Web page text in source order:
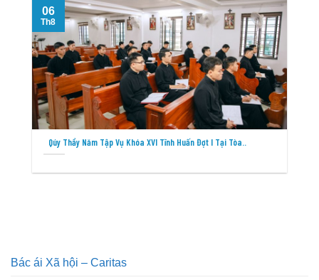
Qúy Thầy Năm Tập Vụ Khóa XVI Tĩnh Huấn Đợt I Tại Tòa..
06
Th8
Bác ái Xã hội – Caritas